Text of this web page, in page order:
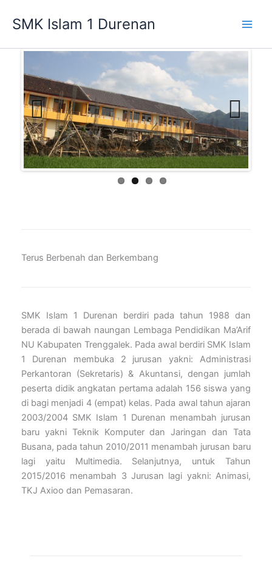
SMK Islam 1 Durenan
Previ
ous
Next
Terus Berbenah dan Berkembang
SMK Islam 1 Durenan berdiri pada tahun 1988 dan
berada di bawah naungan Lembaga Pendidikan Ma’Arif
NU Kabupaten Trenggalek. Pada awal berdiri SMK Islam
1 Durenan membuka 2 jurusan yakni: Administrasi
Perkantoran (Sekretaris) & Akuntansi, dengan jumlah
peserta didik angkatan pertama adalah 156 siswa yang
di bagi menjadi 4 (empat) kelas. Pada awal tahun ajaran
2003/2004 SMK Islam 1 Durenan menambah jurusan
baru yakni Teknik Komputer dan Jaringan dan Tata
Busana, pada tahun 2010/2011 menambah jurusan baru
lagi yaitu Multimedia. Selanjutnya, untuk Tahun
2015/2016 menambah 3 Jurusan lagi yakni: Animasi,
TKJ Axioo dan Pemasaran.